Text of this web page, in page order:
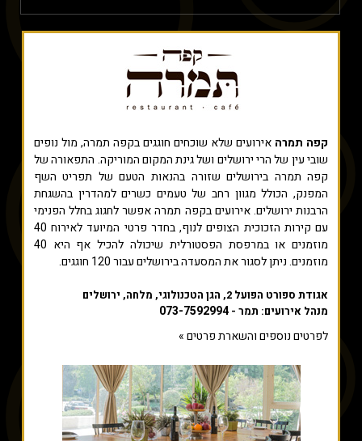
קפה תמרה אירועים שלא שוכחים חוגגים בקפה תמרה, מול נופים
שובי עין של הרי ירושלים ושל גינת המקום המוריקה. התפאורה של
קפה תמרה בירושלים שזורה בהנאות הטעם של תפריט השף
המפנק, הכולל מגוון רחב של טעמים כשרים למהדרין בהשגחת
הרבנות ירושלים. אירועים בקפה תמרה אפשר לחגוג בחלל הפנימי
עם קירות הזכוכית הצופים לנוף, בחדר פרטי המיועד לאירוח 40
מוזמנים או במרפסת הפסטורלית שיכולה להכיל אף היא 40
מוזמנים. ניתן לסגור את המסעדה בירושלים עבור 120 חוגגים.
אגודת ספורט הפועל 2, הגן הטכנולוגי, מלחה, ירושלים
מנהל אירועים: תמר -073-7592994
לפרטים נוספים והשארת פרטים »